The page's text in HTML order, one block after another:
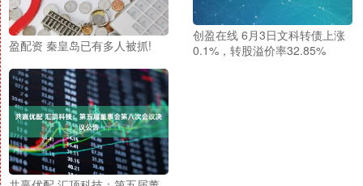
盈配资 秦皇岛已有多人被抓!
创盈在线 6月3日文科转债上涨
0.1%，转股溢价率32.85%